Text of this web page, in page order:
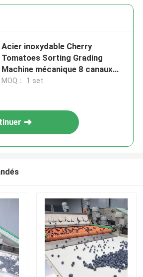
Acier inoxydable Cherry
Tomatoes Sorting Grading
Machine mécanique 8 canaux
380V
MOQ： 1 set